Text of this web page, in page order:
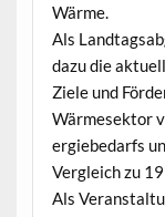
Wärme.
Als
dazu die
Ziele und
Wärme­sek­tor
ergiebe­darfs
Ver­gle­ich zu
Als